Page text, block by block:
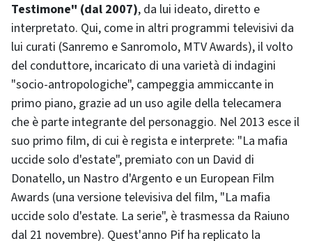
Testimone" (dal 2007), da lui ideato, diretto e
interpretato. Qui, come in altri programmi televisivi da
lui curati (Sanremo e Sanromolo, MTV Awards), il volto
del conduttore, incaricato di una varietà di indagini
"socio-antropologiche", campeggia ammiccante in
primo piano, grazie ad un uso agile della telecamera
che è parte integrante del personaggio. Nel 2013 esce il
suo primo film, di cui è regista e interprete: "La mafia
uccide solo d'estate", premiato con un David di
Donatello, un Nastro d'Argento e un European Film
Awards (una versione televisiva del film, "La mafia
uccide solo d'estate. La serie", è trasmessa da Raiuno
dal 21 novembre). Quest'anno Pif ha replicato la